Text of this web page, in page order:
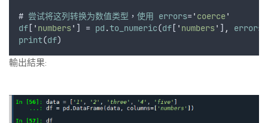
# 尝试将这列转换为数值类型 ， 使用 errors=' coerce'
df [ ' numbers' ] = pd .to_numeric(df [ ' numbers' ] , errors
print(df)
輸出結果: